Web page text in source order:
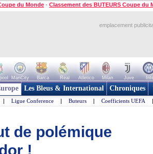
du Monde - Classement des BUTEURS Coupe du
emplacement
ManCity Barca Real Atletico Milan Juve
Les Bleus & International Chroniques
| Ligue Conference | Buteurs | Coefficients UEFA |
de polémique
!